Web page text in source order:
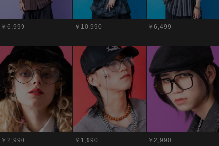
￥6,999 ￥10,990 ￥6,499
￥2,990 ￥1,990 ￥2,990